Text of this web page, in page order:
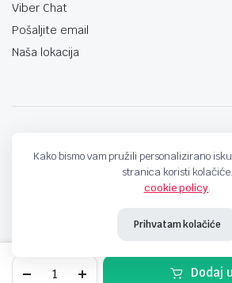
Dodaj
Viber Chat
Pošaljite email
Naša lokacija
Kako bismo vam pružili personalizirano
stranica koristi kolačiće.
cookie policy.
Prihvatam kolačiće